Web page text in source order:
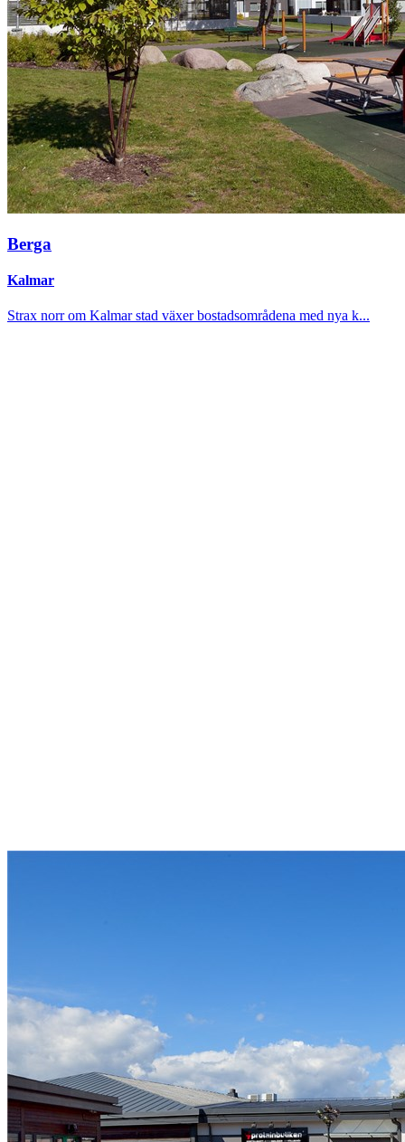
Berga
Kalmar
Strax norr om Kalmar stad växer bostadsområdena med nya k...